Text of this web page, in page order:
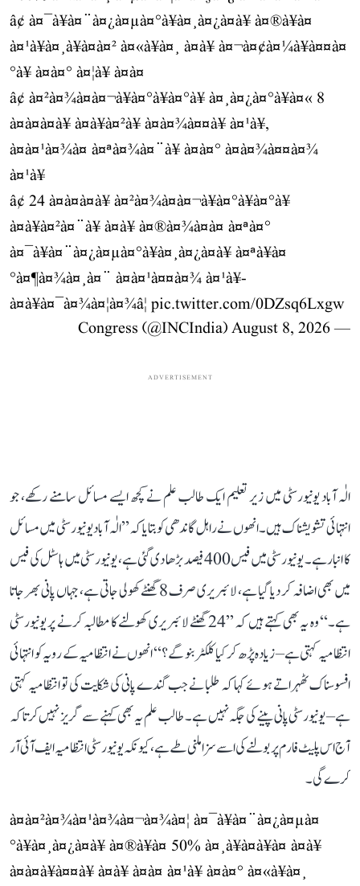
â¢ à¤¯à¥à¤¨à¤¿à¤µà¤°à¥à¤¸à¤¿à¤à¥ à¤®à¥à¤
à¤¹à¥à¤¸à¥à¤à¤² à¤«à¥à¤¸ à¤à¥ à¤¬à¤¢à¤¼à¥à¤¤à¤
°à¥ à¤à¤° à¤¦à¥ à¤à¤
â¢ à¤²à¤¾à¤à¤¬à¥à¤°à¥à¤°à¥ à¤¸à¤¿à¤°à¥à¤« 8
à¤à¤à¤à¥ à¤à¥à¤²à¥ à¤à¤¾à¤¤à¥ à¤¹à¥,
à¤à¤¹à¤¾à¤ à¤ªà¤¾à¤¨à¥ à¤­à¤° à¤à¤¾à¤¤à¤¾
à¤¹à¥
â¢ 24 à¤à¤à¤à¥ à¤²à¤¾à¤à¤¬à¥à¤°à¥à¤°à¥
à¤à¥à¤²à¤¨à¥ à¤à¥ à¤®à¤¾à¤à¤ à¤ªà¤°
à¤¯à¥à¤¨à¤¿à¤µà¤°à¥à¤¸à¤¿à¤à¥ à¤ªà¥à¤
°à¤¶à¤¾à¤¸à¤¨ à¤à¤¹à¤¤à¤¾ à¤¹à¥-
à¤à¥à¤¯à¤¾à¤¦à¤¾â¦ pic.twitter.com/0DZsq6Lxgw
— Congress (@INCIndia)
August 8, 2026
ADVERTISEMENT
الٰہ آباد یونیورسٹی میں زیر تعلیم ایک طالب علم نے کچھ ایسے مسائل سامنے رکھے، جو
انتہائی تشویشناک ہیں۔ انھوں نے راہل گاندھی کو بتایا کہ ’’الٰہ آباد یونیورسٹی میں مسائل
کا انبار ہے۔ یونیورسٹی میں فیس 400 فیصد بڑھا دی گئی ہے، یونیورسٹی میں ہاسٹل کی فیس
میں بھی اضافہ کر دیا گیا ہے، لائبریری صرف 8 گھنٹے کھولی جاتی ہے، جہاں پانی بھر جاتا
ہے۔‘‘ وہ یہ بھی کہتے ہیں کہ ’’24 گھنٹے لائبریری کھولنے کا مطالبہ کرنے پر یونیورسٹی
انتظامیہ کہتی ہے– زیادہ پڑھ کر کیا کلکٹر بنو گے؟‘‘ انھوں نے انتظامیہ کے رویہ کو انتہائی
افسوسناک ٹھہراتے ہوئے کہا کہ طلبا نے جب گندے پانی کی شکایت کی تو انتظامیہ کہتی
ہے– یونیورسٹی پانی پینے کی جگہ نہیں ہے۔ طالب علم یہ بھی کہنے سے گریز نہیں کرتا کہ
آج اس پلیٹ فارم پر بولنے کی اسے سزا ملنی طے ہے، کیونکہ یونیورسٹی انتظامیہ ایف آئی آر
کرے گی۔
à¤à¤²à¤¾à¤¹à¤¾à¤¬à¤¾à¤¦ à¤¯à¥à¤¨à¤¿à¤µà¤
°à¥à¤¸à¤¿à¤à¥ à¤®à¥à¤ 50% à¤¸à¥à¤à¥à¤ à¤à¥
à¤à¤à¥à¤¤à¥ à¤à¥ à¤à¤ à¤¹à¥ à¤à¤° à¤«à¥à¤¸